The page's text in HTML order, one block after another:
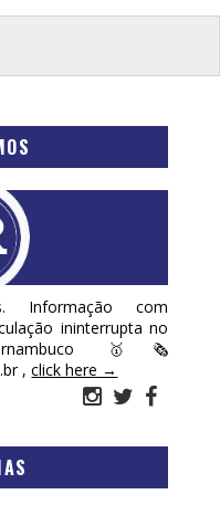
Informação com
ininterrupta no
🥇🗞
,click here →